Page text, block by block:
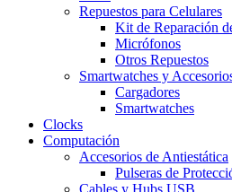
Repuestos para Celulares
Kit de Reparación
Micrófonos
Otros Repuestos
Smartwatches y
Cargadores
Smartwatches
Clocks
Computación
Accesorios de Antiestática
Pulseras de